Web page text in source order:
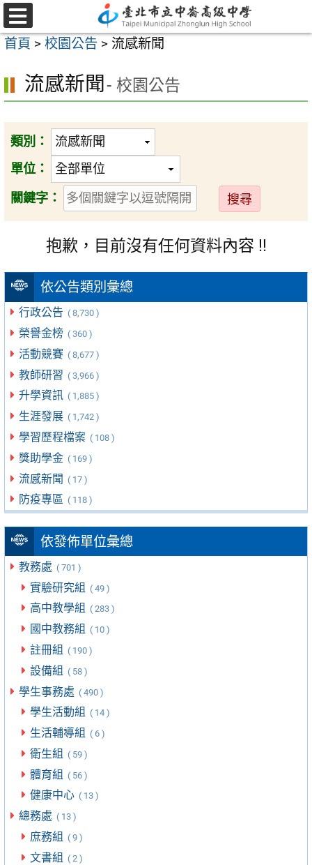
跳
至
主
內
區
選
單
首頁 > 校園公告 > 流感新聞
依公告類別彙總
行政公告 ( 8,730 )
榮譽金榜 ( 360 )
活動競賽 ( 8,677 )
教師研習 ( 3,966 )
升學資訊 ( 1,885 )
生涯發展 ( 1,742 )
學習歷程檔案 ( 108 )
獎助學金 ( 169 )
流感新聞 ( 17 )
防疫專區 ( 118 )
依發佈單位彙總
教務處 ( 701 )
實驗研究組 ( 49 )
高中教學組 ( 283 )
國中教務組 ( 10 )
註冊組 ( 190 )
設備組 ( 58 )
學生事務處 ( 490 )
學生活動組 ( 14 )
生活輔導組 ( 6 )
衛生組 ( 59 )
體育組 ( 56 )
健康中心 ( 13 )
總務處 ( 13 )
庶務組 ( 9 )
文書組 ( 2 )
流感新聞 - 校園公告
類別：
單位：
關鍵字：
送
出
抱歉，目前沒有任何資料內容 !!